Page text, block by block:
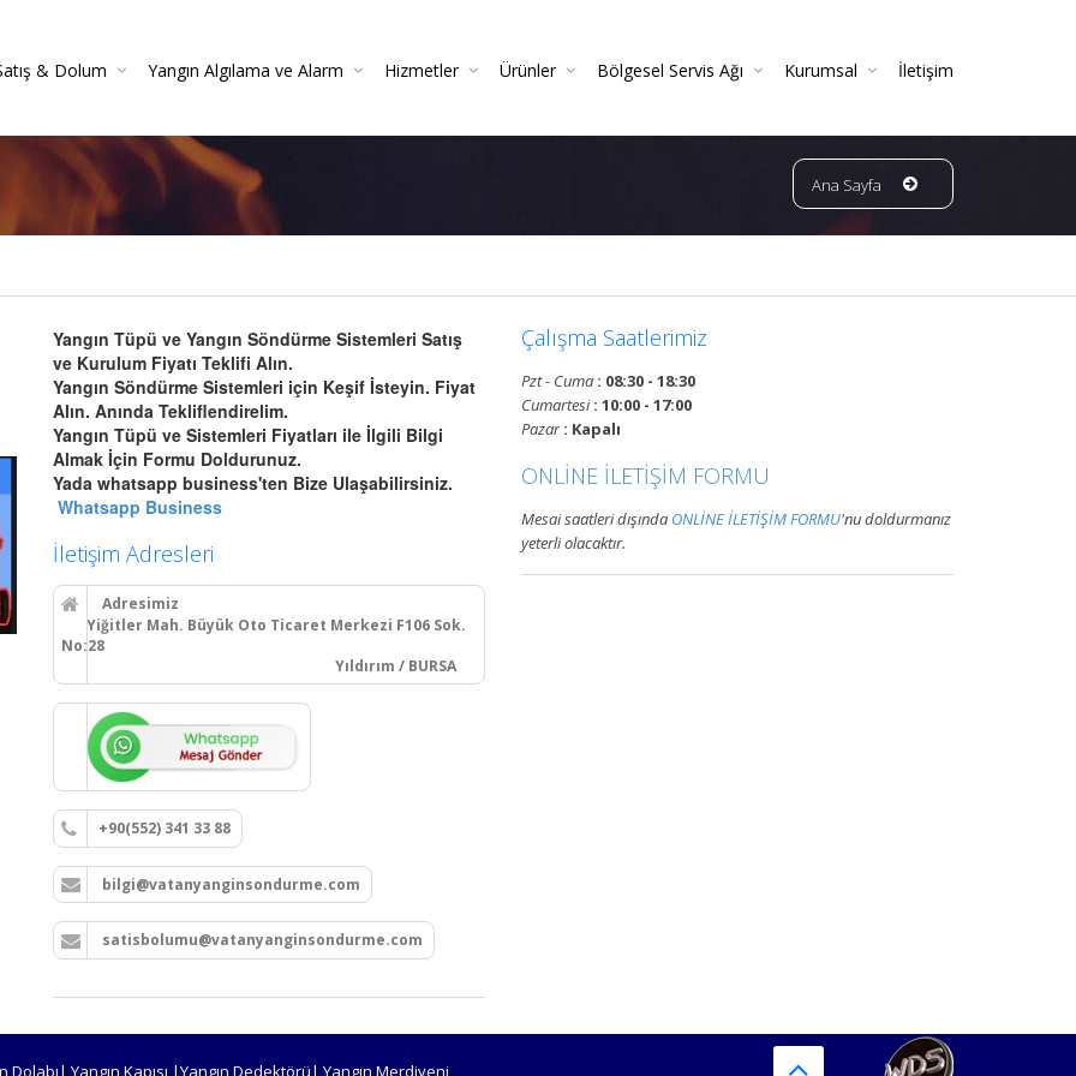
& Dolum Yangın Algılama ve Alarm Hizmetler Ürünler Bölgesel Servis Ağı Kurumsal İletişim
Ana Sayfa
Yangın Tüpü ve Yangın Söndürme Sistemleri Satış
ve Kurulum Fiyatı Teklifi Alın.
Yangın Söndürme Sistemleri için Keşif İsteyin. Fiyat
Alın. Anında Tekliflendirelim.
Yangın Tüpü ve Sistemleri Fiyatları ile İlgili Bilgi
Almak İçin Formu Doldurunuz.
Yada whatsapp business'ten Bize Ulaşabilirsiniz.
Whatsapp Business
İletişim Adresleri
Adresimiz
Yiğitler Mah. Büyük Oto Ticaret Merkezi F106 Sok.
No:28
Yıldırım / BURSA
+90(552) 341 33 88
bilgi@vatanyanginsondurme.com
satisbolumu@vatanyanginsondurme.com
Çalışma Saatlerimiz
Pzt - Cuma : 08:30 - 18:30
Cumartesi: 10:00 - 17:00
Pazar: Kapalı
ONLİNE İLETİŞİM FORMU
Mesai saatleri dışında ONLİNE İLETİŞİM FORMU'nu doldurmanız
yeterli olacaktır.
Yangın Kapısı |Yangın Dedektörü| Yangın Merdiveni